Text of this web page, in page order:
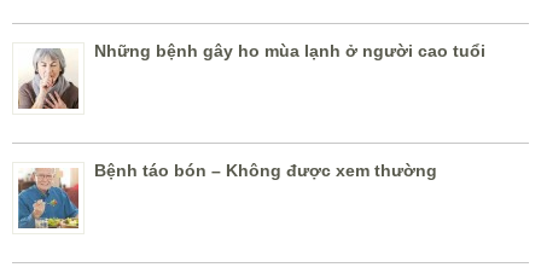
Những bệnh gây ho mùa lạnh ở người cao tuổi
Bệnh táo bón – Không được xem thường